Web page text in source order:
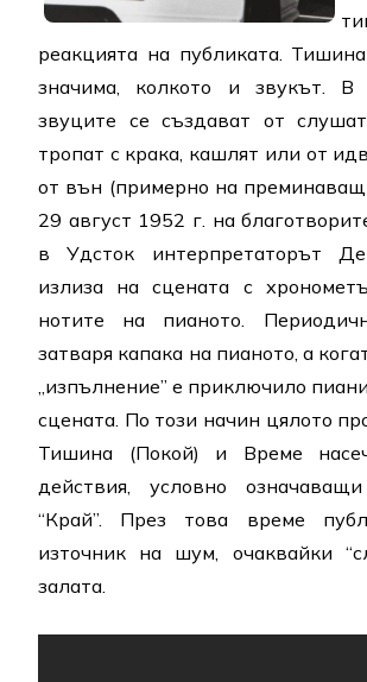
реакцията на публиката.
значима, колкото и звукът. В
звуците се създават от
тропат с крака, кашлят или от
от вън (примерно на
29 август 1952 г. на
в Удсток интерпретаторът
излиза на сцената с
нотите на пианото.
затваря капака на пианото, а
„изпълнение” е приключило
сцената. По този начин цялото
Тишина (Покой) и Време
действия, условно
“Край”. През това време
източник на шум, очаквайки
залата.